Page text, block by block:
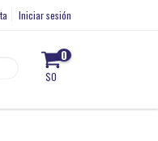
Iniciar sesión
0
$0